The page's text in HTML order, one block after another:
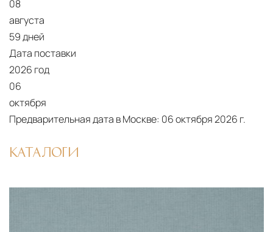
Гарантийная проверка
Москве осуществляется в течение 3-5 рабочих
дней. Для Московской области сроки зависят
10 рабочих дней. Возможна срочная доставка
08
августа
59 дней
Дата поставки
2026 год
06
октября
Предварительная дата в Москве: 06 октября 2026 г.
КАТАЛОГИ